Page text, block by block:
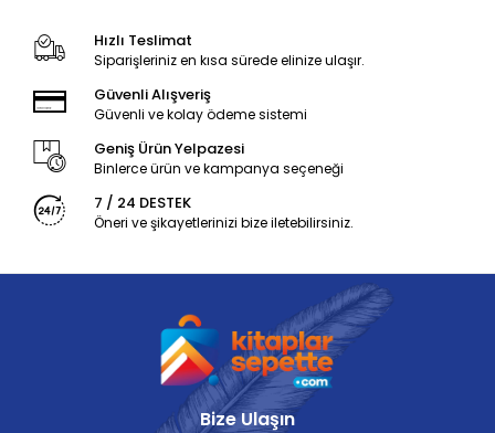
Hızlı Teslimat
Siparişleriniz en kısa sürede elinize ulaşır.
Güvenli Alışveriş
Güvenli ve kolay ödeme sistemi
Geniş Ürün Yelpazesi
Binlerce ürün ve kampanya seçeneği
7 / 24 DESTEK
Öneri ve şikayetlerinizi bize iletebilirsiniz.
Bize Ulaşın